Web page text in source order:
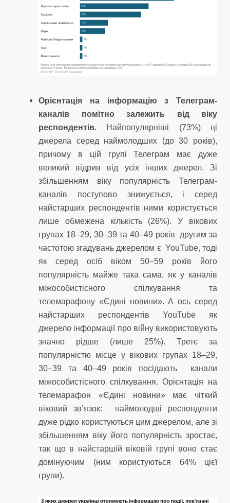
Орієнтація на інформацію з Телеграм-
каналів помітно залежить від віку
респондентів. Найпопулярніші (73%) ці
джерела серед наймолодших (до 30 років),
причому в цій групі Телеграм має дуже
великий відрив від усіх інших джерел. Зі
збільшенням віку популярність Телеграм-
каналів поступово знижується, і серед
найстарших респондентів ними користується
лише обмежена кількість (26%). У вікових
групах 18–29, 30–39 та 40–49 років другим за
частотою згадувань джерелом є YouTube, тоді
як серед осіб віком 50–59 років його
популярність майже така сама, як у каналів
міжособистісного спілкування та
телемарафону «Єдині новини». А ось серед
найстарших респондентів YouTube як
джерело інформації про війну використовують
значно рідше (лише 25%). Третє за
популярністю місце у вікових групах 18–29,
30–39 та 40–49 років посідають канали
міжособистісного спілкування. Орієнтація на
телемарафон «Єдині новини» має чіткий
віковий зв’язок: наймолодші респонденти
дуже рідко користуються цим джерелом, але зі
збільшенням віку його популярність зростає,
так що в найстаршій віковій групі воно стає
домінуючим (ним користуються 64% цієї
групи).